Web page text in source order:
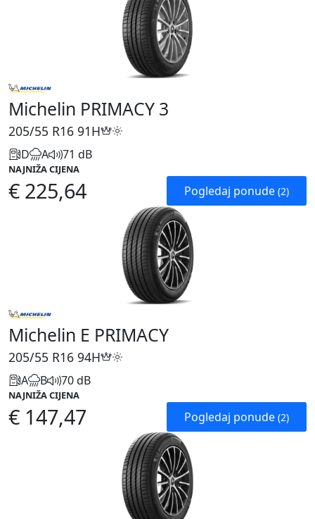
Michelin PRIMACY 3
205/55 R16 91H
D A 71 dB
NAJNIŽA CIJENA
€ 225,64 Pogledaj ponude (2)
Michelin E PRIMACY
205/55 R16 94H
A B 70 dB
NAJNIŽA CIJENA
€ 147,47 Pogledaj ponude (2)